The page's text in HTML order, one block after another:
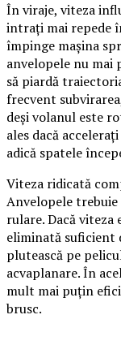
În viraje, viteza
intrați mai repede
împinge mașina
anvelopele nu mai
să piardă
frecvent
deși volanul este
ales dacă
adică spatele
Viteza ridicată
Anvelopele trebuie
rulare. Dacă viteza
eliminată suficient
plutească pe
acvaplanare. În
mult mai puțin
brusc.